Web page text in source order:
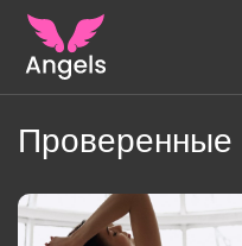
Проверенные